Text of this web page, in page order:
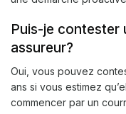
Puis-je contester
assureur?
Oui, vous pouvez
ans si vous estimez
commencer par un